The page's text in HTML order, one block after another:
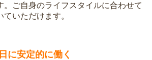
。ご自身のライフスタイルに合わせて
いただけます。
に安定的に働く